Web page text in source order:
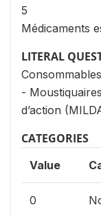
5
Médicaments
LITERAL
-
d’action
CATEGORIES
Value
0